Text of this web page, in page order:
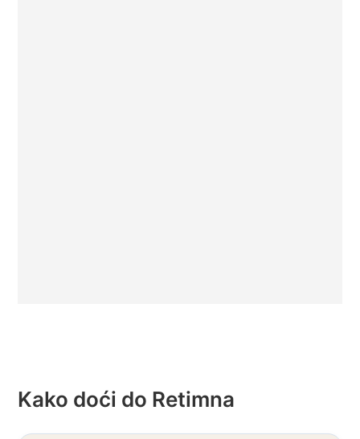
Kako doći do Retimna